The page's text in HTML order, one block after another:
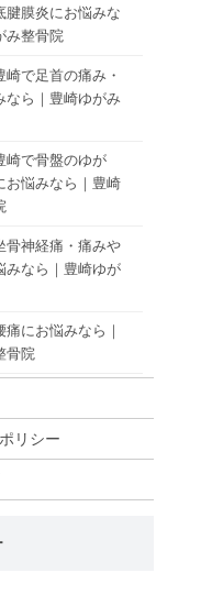
腱膜炎にお悩みな
み整骨院
崎で足首の痛み・
なら｜豊崎ゆがみ
崎で骨盤のゆが
お悩みなら｜豊崎
骨神経痛・痛みや
みなら｜豊崎ゆが
にお悩みなら｜
骨院
リシー